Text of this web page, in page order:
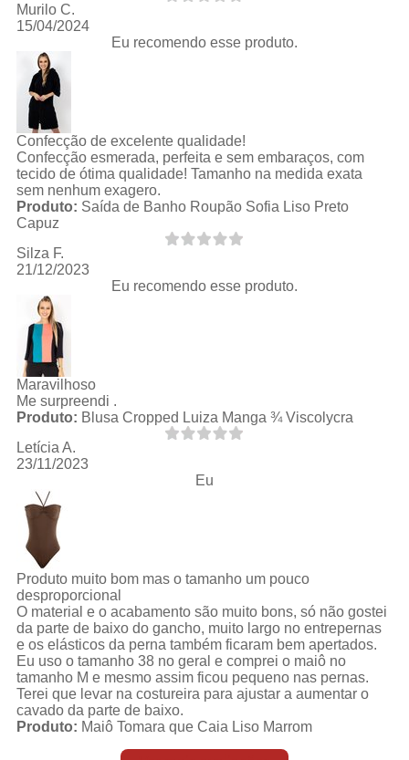
Murilo C.
15/04/2024
Eu recomendo esse produto.
Confecção de excelente qualidade!
Confecção esmerada, perfeita e sem embaraços, com
tecido de ótima qualidade! Tamanho na medida exata
sem nenhum exagero.
Produto: Saída de Banho Roupão Sofia Liso Preto
Capuz
Silza F.
21/12/2023
Eu recomendo esse produto.
Maravilhoso
Me surpreendi .
Produto: Blusa Cropped Luiza Manga ¾ Viscolycra
Letícia A.
23/11/2023
Eu
Produto muito bom mas o tamanho um pouco
desproporcional
O material e o acabamento são muito bons, só não gostei
da parte de baixo do gancho, muito largo no entrepernas
e os elásticos da perna também ficaram bem apertados.
Eu uso o tamanho 38 no geral e comprei o maiô no
tamanho M e mesmo assim ficou pequeno nas pernas.
Terei que levar na costureira para ajustar a aumentar o
cavado da parte de baixo.
Produto: Maiô Tomara que Caia Liso Marrom